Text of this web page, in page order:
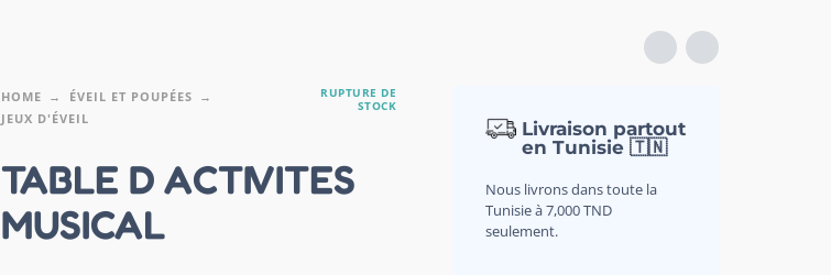
HOME
ÉVEIL ET POUPÉES
JEUX D'ÉVEIL
RUPTURE DE
STOCK
TABLE D ACTIVITES
MUSICAL
Livraison partout
en Tunisie 🇹🇳
Nous livrons dans toute la
Tunisie à 7,000 TND
seulement.